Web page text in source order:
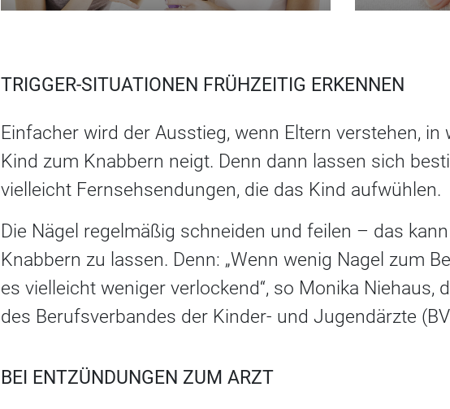
TRIGGER-SITUATIONEN FRÜHZEITIG ERKENNEN
Einfacher wird der Ausstieg, wenn Eltern verstehen,
Kind zum Knabbern neigt. Denn dann lassen sich
vielleicht Fernsehsendungen, die das Kind aufwühlen.
Die Nägel regelmäßig schneiden und feilen – das
Knabbern zu lassen. Denn: „Wenn wenig Nagel zum
es vielleicht weniger verlockend“, so Monika Niehaus,
des Berufsverbandes der Kinder- und Jugendärzte
BEI ENTZÜNDUNGEN ZUM ARZT